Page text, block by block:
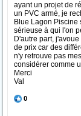
ayant un projet de
un PVC armé, je
Blue Lagon Piscine
sérieuse à qui l'on
D'autre part,
de prix car des
n'y retrouve pas
considérer comme
Merci
Val
0